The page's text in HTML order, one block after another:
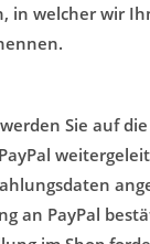
in welcher wir
Sie auf
an PayPal